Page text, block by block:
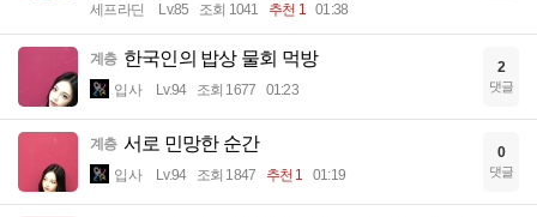
세프라딘 Lv.85 조회 1041 추천 1 01:38
계층 한국인의 밥상 물회 먹방
입사 Lv.94 조회 1677 01:23
2
댓글
계층 서로 민망한 순간
입사 Lv.94 조회 1847 추천 1 01:19
0
댓글